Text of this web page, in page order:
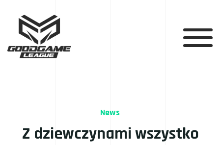
News
Z dziewczynami wszystko